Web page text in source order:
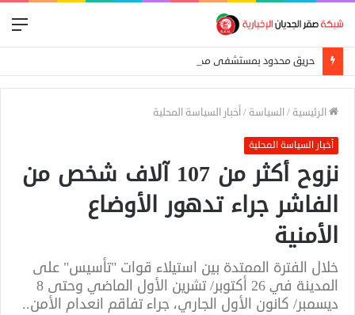
حريق محدود بمستشفى مدني التعليمي إثر صاعقة رعدية
الرئيسية /السياسة /أخبار السياسة المحلية
أخبار السياسة المحلية
نزوح أكثر من 107 آلاف شخص من
الفاشر جراء تدهور الأوضاع
الأمنية
خلال الفترة الممتدة بين استيلاء قوات "تأسيس" على
المدينة في 26 أكتوبر/ تشرين الأول الماضي وحتى 8
ديسمبر/ كانون الأول الجاري، جراء تفاقم انعدام الأمن..